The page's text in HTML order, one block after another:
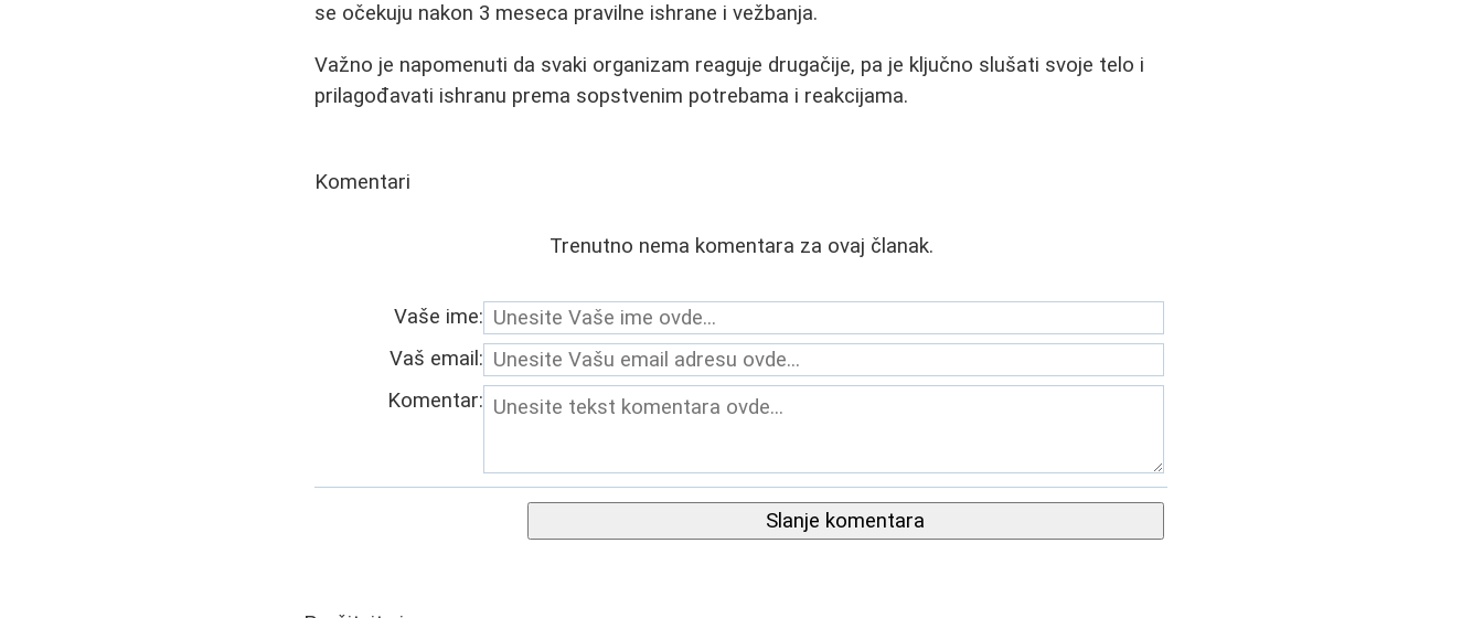
se očekuju nakon 3 meseca pravilne ishrane i vežbanja.
Važno je napomenuti da svaki organizam reaguje drugačije, pa je ključno slušati svoje telo i
prilagođavati ishranu prema sopstvenim potrebama i reakcijama.
Komentari
Trenutno nema komentara za ovaj članak.
Vaše ime:
Vaš email:
Komentar:
Slanje komentara